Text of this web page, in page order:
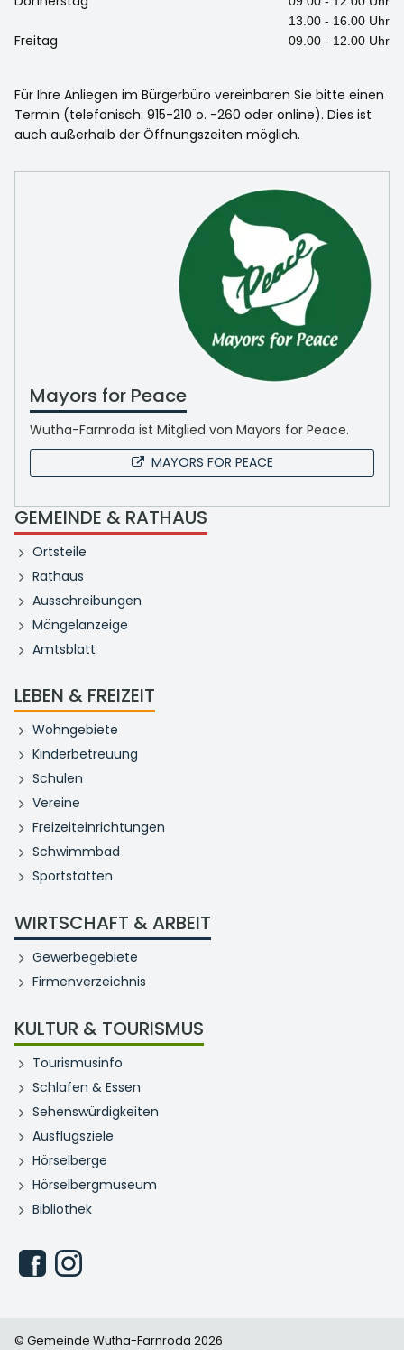
13.00 - 16.00 Uhr
Freitag 09.00 - 12.00 Uhr
Für Ihre Anliegen im Bürgerbüro vereinbaren Sie bitte einen
Termin (telefonisch: 915-210 o. -260 oder online). Dies ist
auch außerhalb der Öffnungszeiten möglich.
Mayors for Peace
Wutha-Farnroda ist Mitglied von Mayors for Peace.
MAYORS FOR PEACE
GEMEINDE & RATHAUS
Ortsteile
Rathaus
Ausschreibungen
Mängelanzeige
Amtsblatt
LEBEN & FREIZEIT
Wohngebiete
Kinderbetreuung
Schulen
Vereine
Freizeiteinrichtungen
Schwimmbad
Sportstätten
WIRTSCHAFT & ARBEIT
Gewerbegebiete
Firmenverzeichnis
KULTUR & TOURISMUS
Tourismusinfo
Schlafen & Essen
Sehenswürdigkeiten
Ausflugsziele
Hörselberge
Hörselbergmuseum
Bibliothek
© Gemeinde Wutha-Farnroda 2026